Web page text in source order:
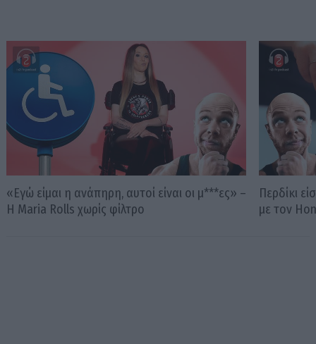
«Εγώ είμαι η ανάπηρη, αυτοί είναι οι μ***ες» –
Η Maria Rolls χωρίς φίλτρο
Περδίκι
με τον